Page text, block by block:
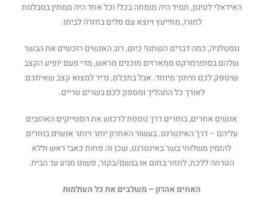
האידאלי לטיגון, תמיד היה מומחה בכל! וכל אחד היה ממתין בסבלנות
לתורו, מתייעץ ויוצא עם סלים בחזרה לביתו.
נוסטלגיה, כמה דברים השתנו! כיום, רוב האנשים רוכשים את הבשר
שלהם בסופרמרקט ממארזים מוכנים מראש, מדי פעם יופיע הקצב
שיספק לכם חיתוך מיוחד. אבל בתכלס, נדיר למצוא קצב שאיתכם
לאורך כל התהליך ומספק לכם בשרים טריים.
אנשים אחרים, בוחרים דרך נוספת לרכוש את הסטייקים האהובים
עליהם – דרך האינטרנט. בעשור האחרון יותר ויותר אנשים בוחרים
להזמין משלוחי בשר באינטרנט, שכן זה פחות כאבי ראש וללא
הטרחה ללכת, לחזור בחום או בגשם/בקור, פשוט מגיע עד הבית.
האחים אהרון – משלבים את כל העולמות